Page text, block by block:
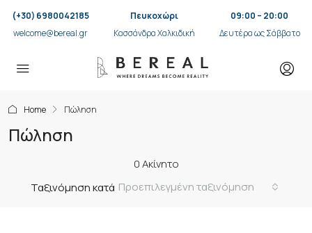
(+30) 6980042185
welcome@bereal.gr
Πευκοχώρι
Κασσάνδρα Χαλκιδική
09:00 – 20:00
Δευτέρα ως Σάββατο
Home Πώληση
Πώληση
0 Ακίνητο
Ταξινόμηση κατά Προεπιλεγμένη ταξινόμηση